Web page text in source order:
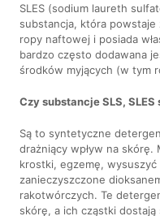
SLES (sodium laureth
substancja, która
ropy naftowej i posiada
bardzo często dodawana
środków myjących (w tym
Czy substancje SLS,
Są to syntetyczne
drażniący wpływ na
krostki, egzemę,
zanieczyszczone
rakotwórczych. Te
skórę, a ich cząstki dostają